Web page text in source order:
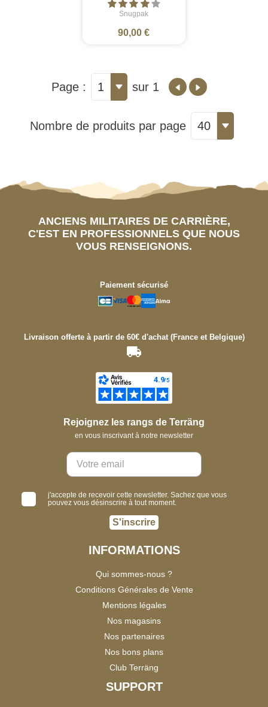
Snugpak
90,00 €
Page : 1 sur 1
Nombre de produits par page 40
ANCIENS MILITAIRES DE CARRIÈRE,
C'EST EN PROFESSIONNELS QUE NOUS
VOUS RENSEIGNONS.
Paiement sécurisé
Livraison offerte à partir de 60€ d'achat (France et Belgique)
Rejoignez les rangs de Terräng
en vous inscrivant à notre newsletter
j'accepte de recevoir cette newsletter. Sachez que vous
pouvez vous désinscrire à tout moment.
S'inscrire
INFORMATIONS
Qui sommes-nous ?
Conditions Générales de Vente
Mentions légales
Nos magasins
Nos partenaires
Nos bons plans
Club Terräng
SUPPORT